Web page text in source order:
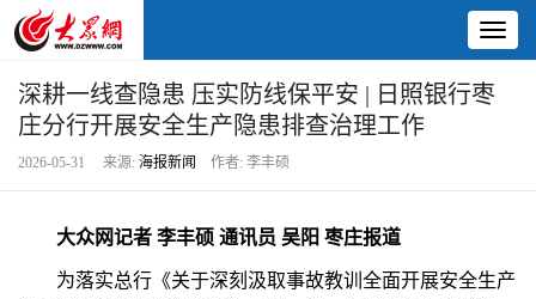
深耕一线查隐患 压实防线保平安 | 日照银行枣
庄分行开展安全生产隐患排查治理工作
2026-05-31 来源: 海报新闻 作者: 李丰硕
大众网记者 李丰硕 通讯员 吴阳 枣庄报道
为落实总行《关于深刻汲取事故教训全面开展安全生产